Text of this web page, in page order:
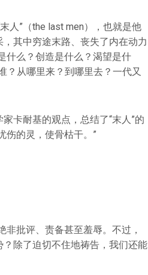
人”（the last men），也就是他
其中穷途末路、丧失了内在动力
什么？创造是什么？渴望是什
？从哪里来？到哪里去？一代又
卡耐基的观点，总结了“末人”的
伤的灵，使骨枯干。”
批评、责备甚至羞辱。不过，
除了迫切不住地祷告，我们还能